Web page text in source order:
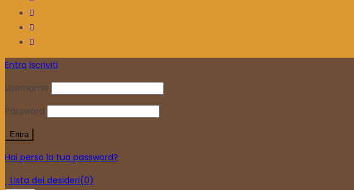
Entra Iscriviti
Username
Password
Hai perso la tua password?
Lista dei desideri(0)